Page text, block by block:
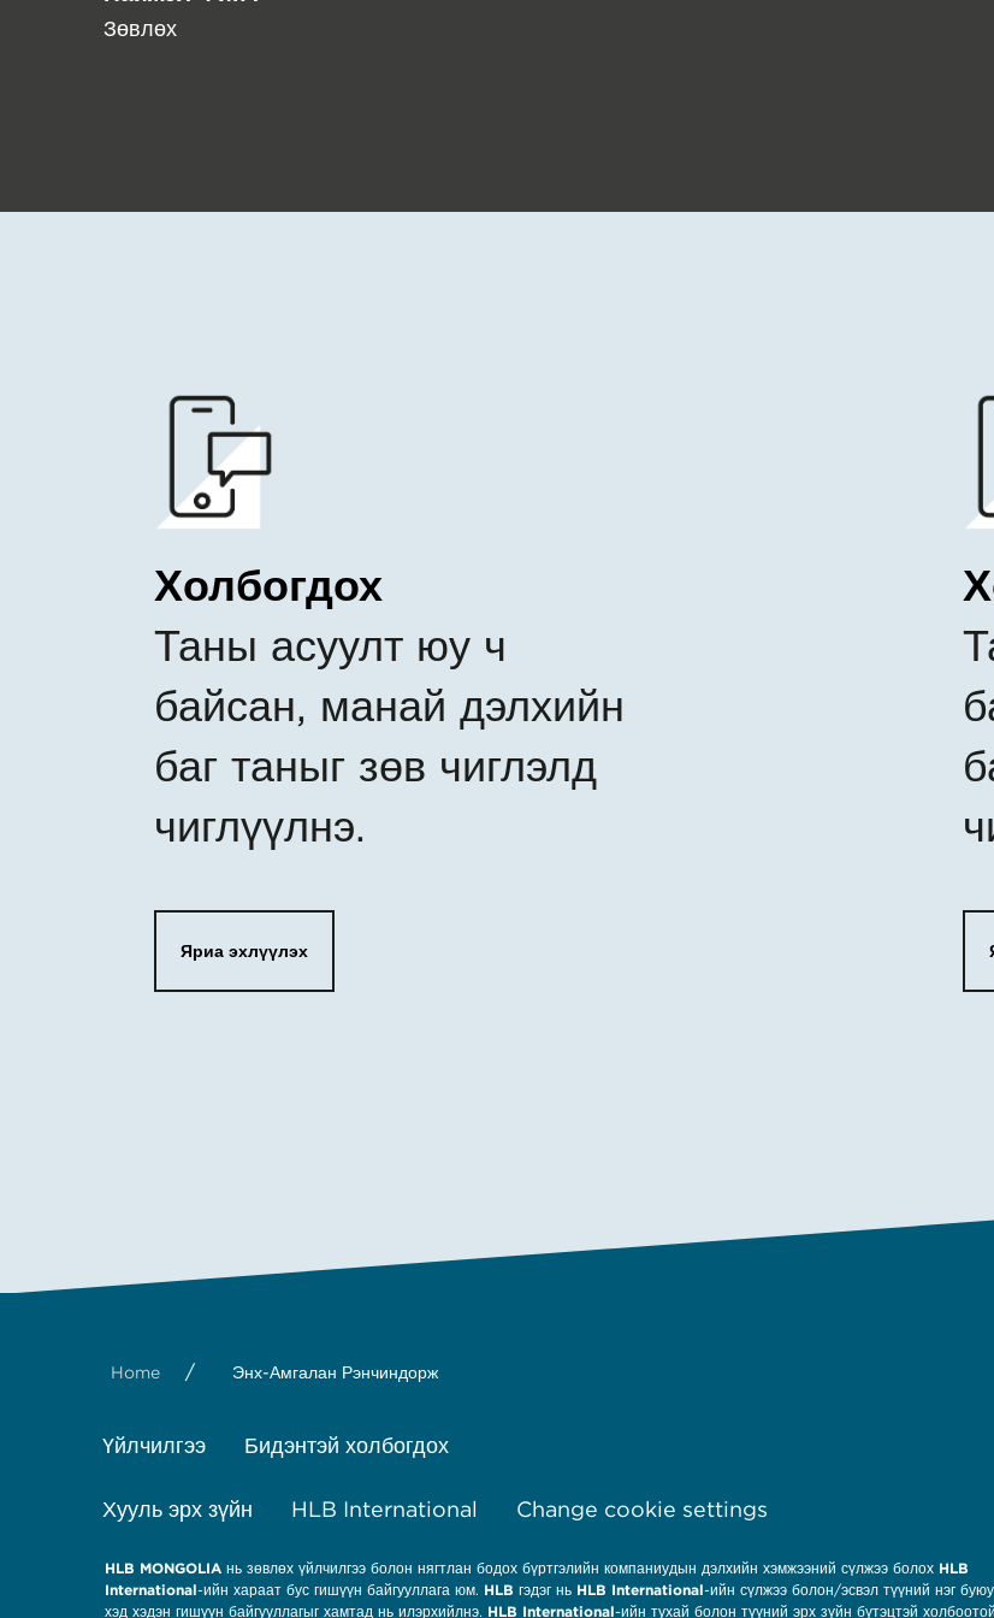
Зөвлөх
Холбогдох
Таны асуулт юу ч
байсан, манай дэлхийн
баг таныг зөв чиглэлд
чиглүүлнэ.
Яриа эхлүүлэх
Home / Энх-Амгалан Рэнчиндорж
Үйлчилгээ Бидэнтэй холбогдох
Хууль эрх зүйн HLB International Change cookie settings
HLB MONGOLIA нь зөвлөх үйлчилгээ болон нягтлан бодох бүртгэлийн компаниудын дэлхийн хэмжээний сүлжээ болох HLB
International-ийн хараат бус гишүүн байгууллага юм. HLB гэдэг нь HLB International-ийн сүлжээ болон/эсвэл түүний нэг буюу
хэд хэдэн гишүүн байгууллагыг хамтад нь илэрхийлнэ. HLB International-ийн тухай болон түүний эрх зүйн бүтэцтэй холбоотой